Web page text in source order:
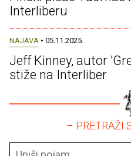
Interliberu
NAJAVA • 05.11.2025.
Jeff Kinney, autor
stiže na Interliber
– PRETRAŽI